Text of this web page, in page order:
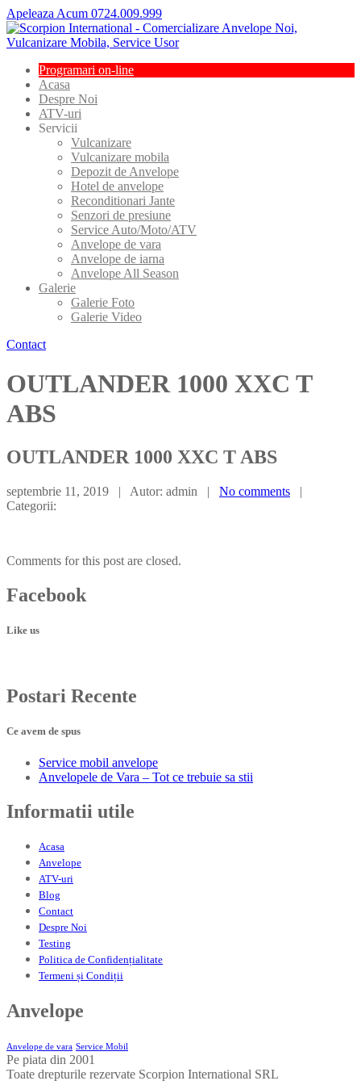
Apeleaza Acum 0724.009.999
Programari on-line
Acasa
Despre Noi
ATV-uri
Servicii
Vulcanizare
Vulcanizare mobila
Depozit de Anvelope
Hotel de anvelope
Reconditionari Jante
Senzori de presiune
Service Auto/Moto/ATV
Anvelope de vara
Anvelope de iarna
Anvelope All Season
Galerie
Galerie Foto
Galerie Video
Contact
OUTLANDER 1000 XXC T
ABS
OUTLANDER 1000 XXC T ABS
septembrie 11, 2019 | Autor: admin | No comments |
Categorii:
Comments for this post are closed.
Facebook
Like us
Postari Recente
Ce avem de spus
Service mobil anvelope
Anvelopele de Vara – Tot ce trebuie sa stii
Informatii utile
Acasa
Anvelope
ATV-uri
Blog
Contact
Despre Noi
Testing
Politica de Confidențialitate
Termeni și Condiții
Anvelope
Anvelope de vara Service Mobil
Pe piata din 2001
Toate drepturile rezervate Scorpion International SRL